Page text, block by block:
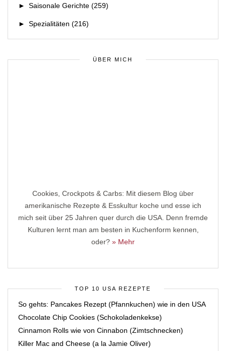
► Saisonale Gerichte (259)
► Spezialitäten (216)
ÜBER MICH
Cookies, Crockpots & Carbs: Mit diesem Blog über
amerikanische Rezepte & Esskultur koche und esse ich
mich seit über 25 Jahren quer durch die USA. Denn fremde
Kulturen lernt man am besten in Kuchenform kennen,
oder? » Mehr
TOP 10 USA REZEPTE
So gehts: Pancakes Rezept (Pfannkuchen) wie in den USA
Chocolate Chip Cookies (Schokoladenkekse)
Cinnamon Rolls wie von Cinnabon (Zimtschnecken)
Killer Mac and Cheese (a la Jamie Oliver)